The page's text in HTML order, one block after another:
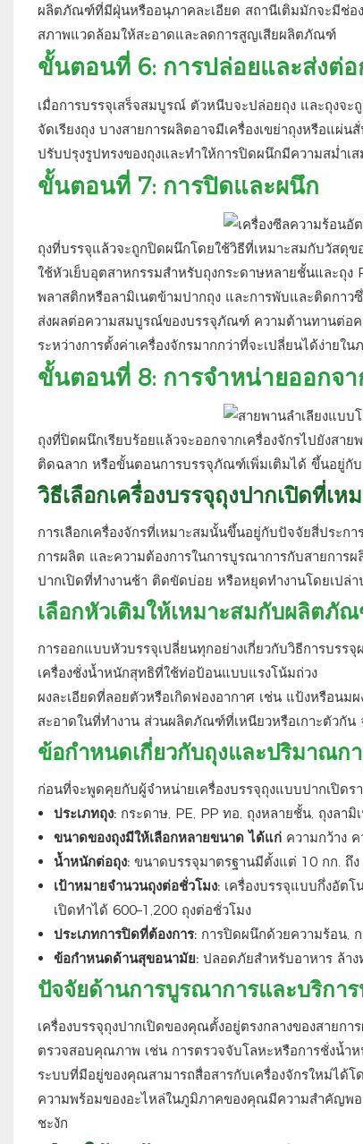
ผลิตภัณฑ์ที่มีฝุ่นหรืออนุภาคละเอียด สถานีเติมมักจะมีช่
สภาพแวดล้อมให้สะอาดและลดการสูญเสียผลิตภัณฑ์
ขั้นตอนที่ 6: การปล่อยและส่งต่อ
เมื่อการบรรจุเสร็จสมบูรณ์ ตัวหนีบจะปล่อยถุง และถุงจะ
จัดเรียงถุง บางสายการผลิตอาจมีเครื่องเขย่าถุงหรือแ
ปรับปรุงรูปทรงของถุงและทำให้การปิดผนึกมีความสม่ำเ
ขั้นตอนที่ 7: การปิดและผนึก
ถุงที่บรรจุแล้วจะถูกปิดผนึกโดยใช้วิธีที่เหมาะสมกับวัส
ใช้หัวเย็บอุตสาหกรรมสำหรับถุงกระดาษหลายชั้นและถุ
พลาสติกหรือลามิเนตข้ามปากถุง และการพับและติดกาว
ส่งผลต่อความสมบูรณ์ของบรรจุภัณฑ์ ความต้านทานต่อ
ระหว่างการตั้งค่าเครื่องจักรมากกว่าที่จะเปลี่ยนได้ง่ายใน
ขั้นตอนที่ 8: การจำหน่ายออกจา
ถุงที่ปิดผนึกเรียบร้อยแล้วจะออกจากเครื่องจักรไปยังสาย
ติดฉลาก หรือขั้นตอนการบรรจุภัณฑ์เพิ่มเติมได้ ขึ้นอยู่กั
วิธีเลือกเครื่องบรรจุถุงปากเปิดที่เห
การเลือกเครื่องจักรที่เหมาะสมนั้นขึ้นอยู่กับปัจจัยสี่ประ
การผลิต และความต้องการในการบูรณาการกับสายการ
ปากเปิดที่ทำงานช้า ติดขัดบ่อย หรือหยุดทำงานโดยเปล่
เลือกหัวเติมให้เหมาะสมกับผลิตภั
การออกแบบหัวบรรจุเปลี่ยนทุกอย่างเกี่ยวกับวิธีการบรร
เครื่องชั่งน้ำหนักสุทธิที่ใช้ท่อป้อนแบบแรงโน้มถ่วง
ผงละเอียดที่ลอยตัวหรือเกิดฟองอากาศ เช่น แป้งหรือนม
สะอาดในที่ทำงาน ส่วนผลิตภัณฑ์ที่เหนียวหรือเกาะตัวกัน
ข้อกำหนดเกี่ยวกับถุงและปริมาณก
ก่อนที่จะพูดคุยกับผู้จำหน่ายเครื่องบรรจุถุงแบบปากเปิดร
ประเภทถุง: กระดาษ, PE, PP ทอ, ถุงหลายชั้น, ถุงลามิ
ขนาดของถุงมีให้เลือกหลายขนาด ได้แก่ ความกว้าง
น้ำหนักต่อถุง: ขนาดบรรจุมาตรฐานมีตั้งแต่ 10 กก. ถึง
เป้าหมายจำนวนถุงต่อชั่วโมง: เครื่องบรรจุแบบกึ่งอัต
เปิดทำได้ 600–1,200 ถุงต่อชั่วโมง
ประเภทการปิดที่ต้องการ: การปิดผนึกด้วยความร้อน,
ข้อกำหนดด้านสุขอนามัย: ปลอดภัยสำหรับอาหาร ล้า
ปัจจัยด้านการบูรณาการและบริกา
เครื่องบรรจุถุงปากเปิดของคุณตั้งอยู่ตรงกลางของสายก
ตรวจสอบคุณภาพ เช่น การตรวจจับโลหะหรือการชั่งน้ำ
ระบบที่มีอยู่ของคุณสามารถสื่อสารกับเครื่องจักรใหม่ได้
ความพร้อมของอะไหล่ในภูมิภาคของคุณมีความสำคัญพอ
ชะงัก